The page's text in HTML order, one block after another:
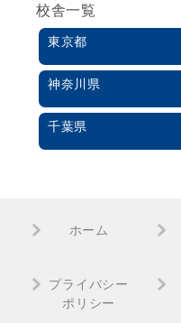
校舎一覧
東京都
神奈川県
千葉県
ホーム
プライバシー
ポリシー